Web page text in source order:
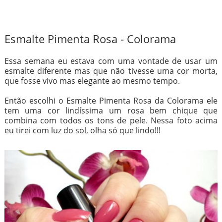
Esmalte Pimenta Rosa - Colorama
Essa semana eu estava com uma vontade de usar um
esmalte diferente mas que não tivesse uma cor morta,
que fosse vivo mas elegante ao mesmo tempo.
Então escolhi o Esmalte Pimenta Rosa da Colorama ele
tem uma cor lindíssima um rosa bem chique que
combina com todos os tons de pele. Nessa foto acima
eu tirei com luz do sol, olha só que lindo!!!